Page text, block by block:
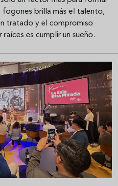
fogones brilla más el talento,
tratado y el compromiso
es cumplir un sueño.